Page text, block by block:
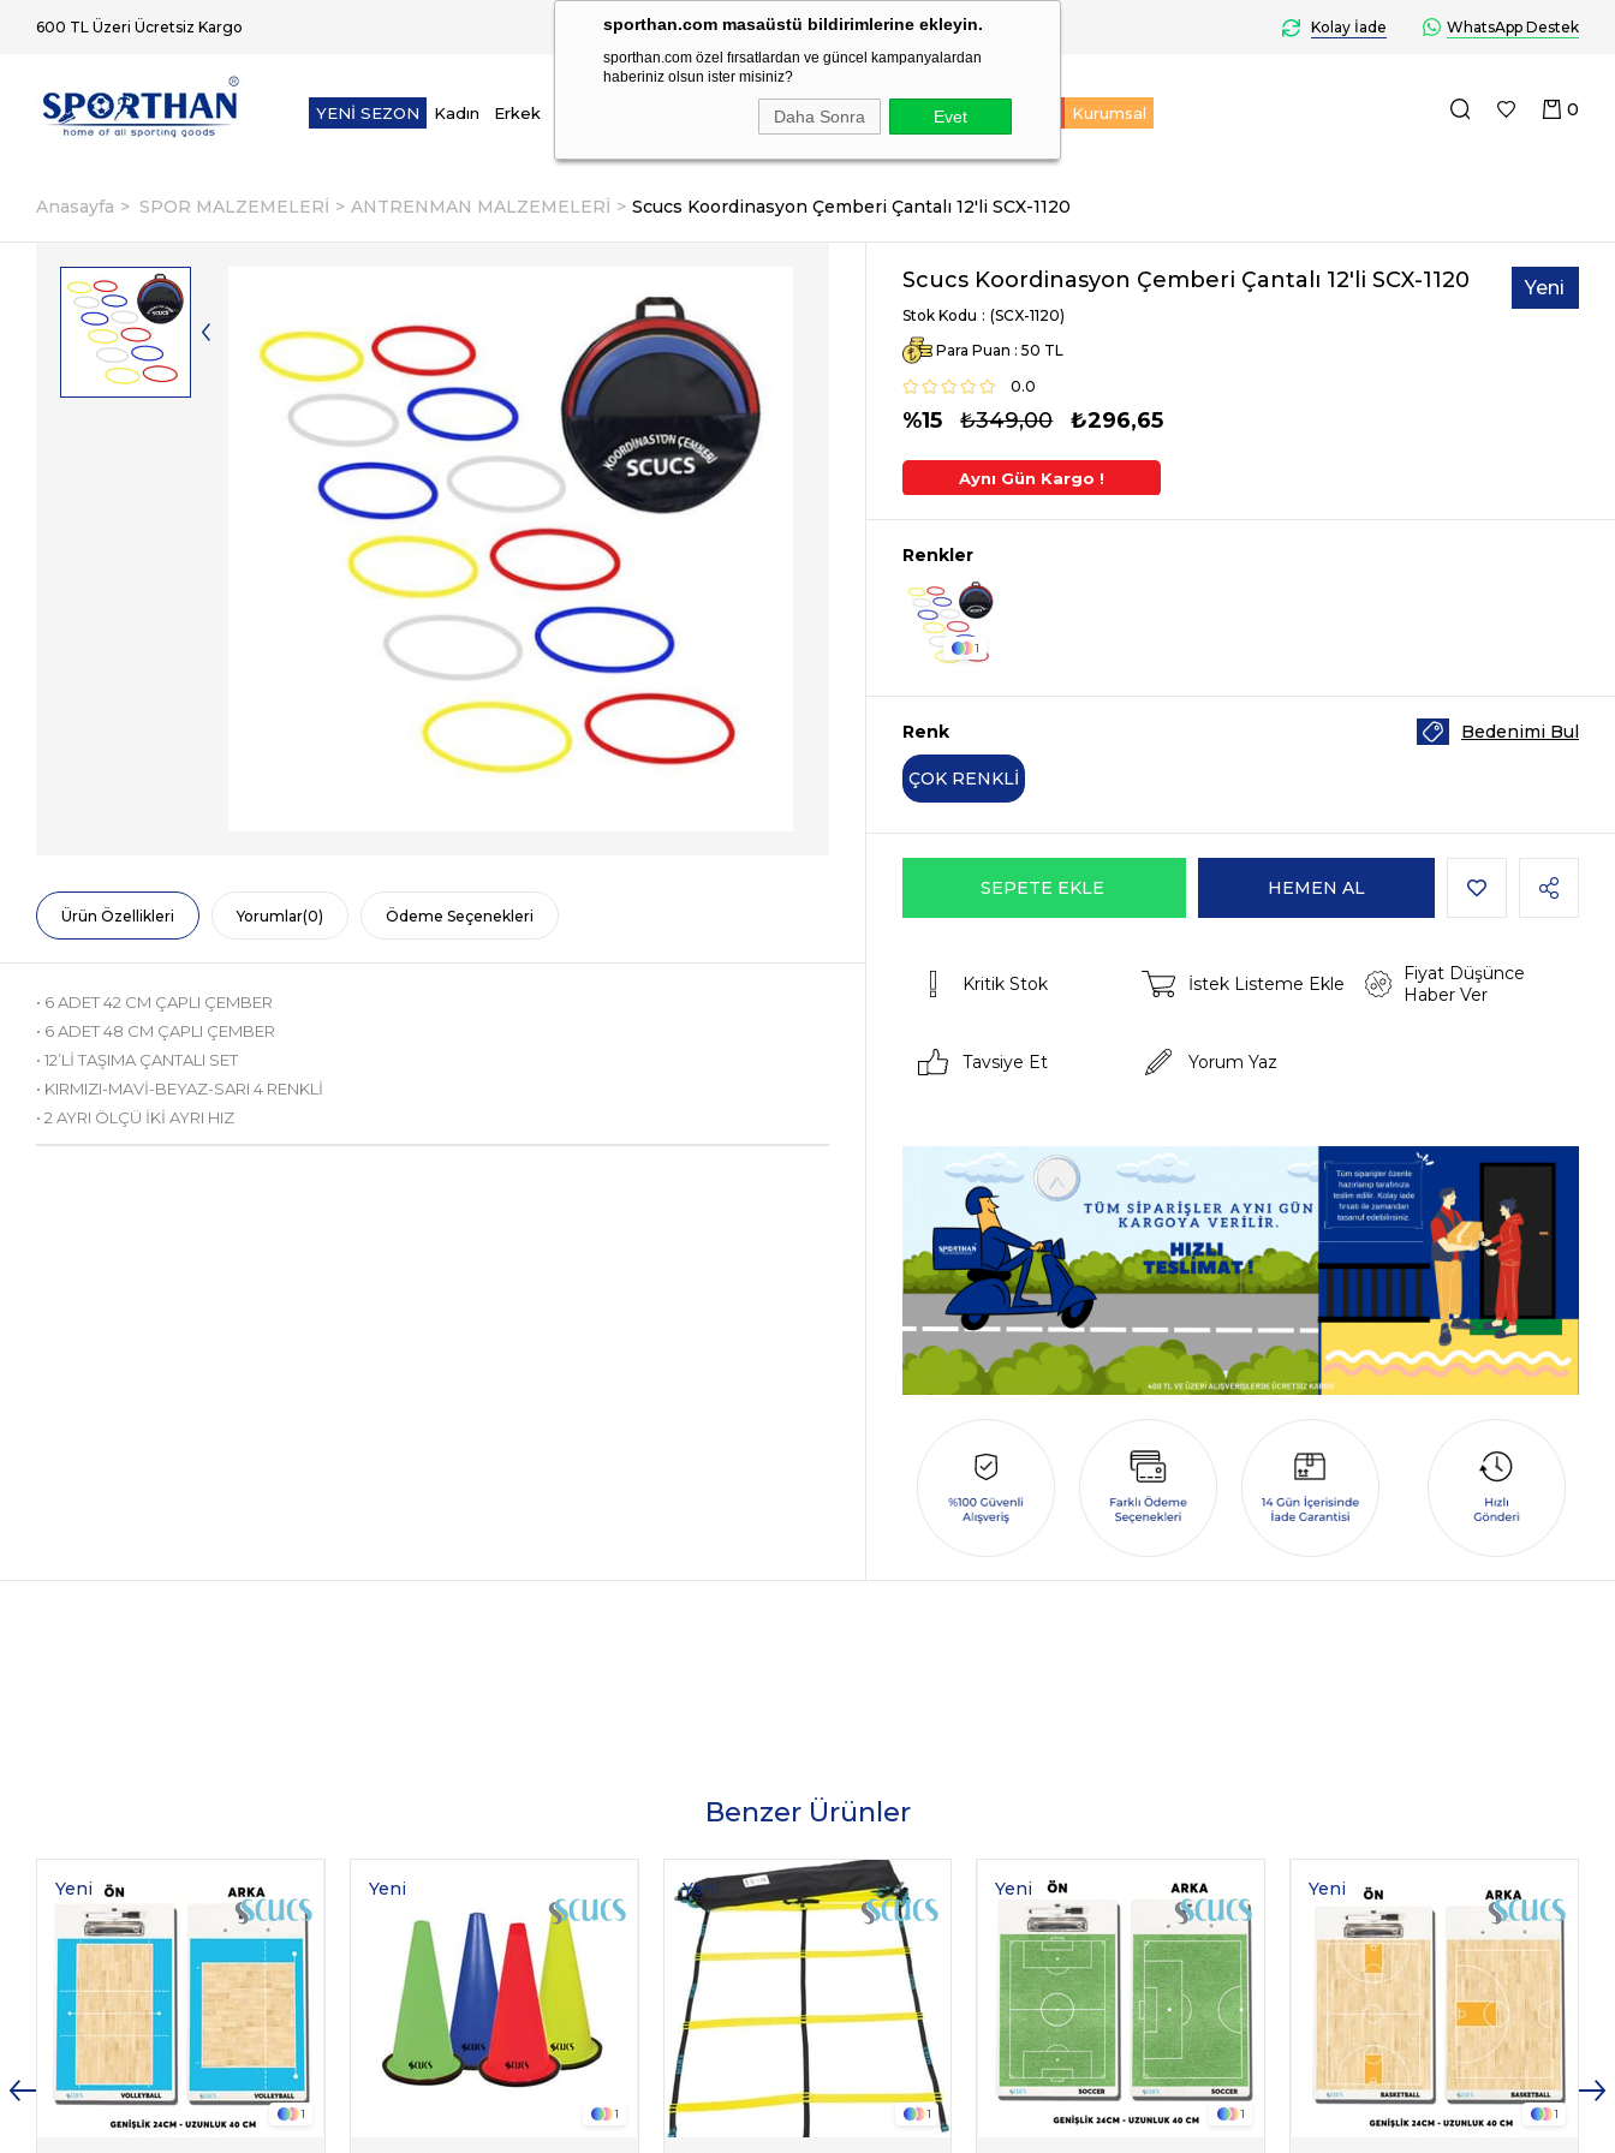
sporthan.com masaüstü bildirimlerine ekleyin.
sporthan.com özel fırsatlardan ve güncel kampanyalardan
haberiniz olsun ister misiniz?
Daha Sonra Evet
600 TL Üzeri Ücretsiz Kargo TÜM SİPARİŞLER AYNI GÜN KARGODA! Kolay İade WhatsApp Destek
YENİ SEZON Kadın Erkek Spor Malzemeleri Takım Sporları Kurumsal 0
Anasayfa SPOR MALZEMELERİ ANTRENMAN MALZEMELERİ Scucs Koordinasyon Çemberi Çantalı 12'li SCX-1120
Ürün Özellikleri Yorumlar(0) Ödeme Seçenekleri
• 6 ADET 42 CM ÇAPLI ÇEMBER
• 6 ADET 48 CM ÇAPLI ÇEMBER
• 12’Lİ TAŞIMA ÇANTALI SET
• KIRMIZI-MAVİ-BEYAZ-SARI 4 RENKLİ
• 2 AYRI ÖLÇÜ İKİ AYRI HIZ
Scucs Koordinasyon Çemberi Çantalı 12'li SCX-1120
Yeni
Stok Kodu
(SCX-1120)
Para Puan : 50
0.0
15 ₺349,00 ₺296,65
2. Üründe Ek %5 İndirim Aynı Gün Kargo ! 2. Üründe Ek %5 İndirim Aynı Gün Kargo !
1
Renk
ÇOK RENKLİ
Bedenimi Bul
Kritik Stok İstek Listeme Ekle
Fiyat Düşünce
Haber Ver
Tavsiye Et Yorum Yaz
Benzer Ürünler
1
Yeni
Ürün
1
Yeni
1
Yeni
Ürün
1
Yeni
Ürün
1
Yeni
Ürün